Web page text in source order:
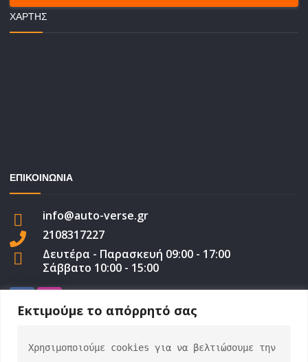
Εκτιμούμε το απόρρητό σας
Χρησιμοποιούμε cookies για να βελτιώσουμε την
ΧΆΡΤΗΣ
ΕΠΙΚΟΙΝΩΝΙΑ
info@auto-verse.gr
2108317227
Δευτέρα - Παρασκευή 09:00 - 17:00
Σάββατο 10:00 - 15:00
auto-verse.gr ©2022 | Development by George